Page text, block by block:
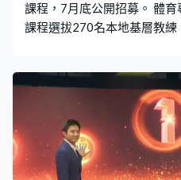
課程，7月底公開招募。 體育
課程選拔270名本地基層教
接受進一步精英培訓。活動
介乎18至45歲持有效體育總
紀紀錄的人士報名。